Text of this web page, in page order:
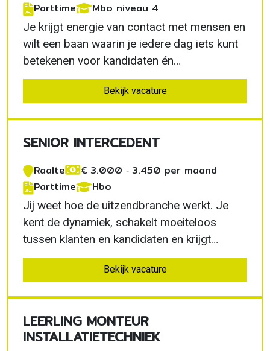
Parttime Mbo niveau 4
Je krijgt energie van contact met mensen en
wilt een baan waarin je iedere dag iets kunt
betekenen voor kandidaten én
opdrachtgevers. Je hoeft nog geen jaren
ervaring in de uitzendbranche te hebben. Bij
ontwikkelen…
Bekijk vacature
SENIOR INTERCEDENT
Raalte
€ 3.000 ‐ 3.450 per maand
Parttime
Hbo
Jij weet hoe de uitzendbranche werkt. Je
kent de dynamiek, schakelt moeiteloos
tussen klanten en kandidaten en krijgt
energie van het maken van de juiste match.
Je zoekt een organisatie waar kwaliteit
persoonlijke aandacht…
Bekijk vacature
LEERLING MONTEUR
INSTALLATIETECHNIEK